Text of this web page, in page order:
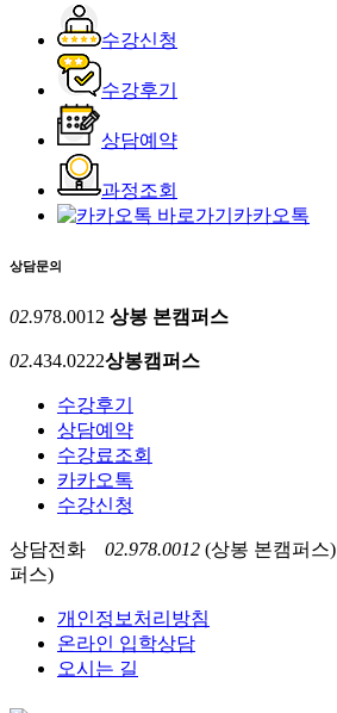
수강신청
수강후기
상담예약
과정조회
카카오톡
상담문의
02.978.0012 상봉 본캠퍼스
02.434.0222상봉캠퍼스
수강후기
상담예약
수강료조회
카카오톡
수강신청
상담전화 02.978.0012 (상봉 본캠퍼스)
퍼스)
개인정보처리방침
온라인 입학상담
오시는 길